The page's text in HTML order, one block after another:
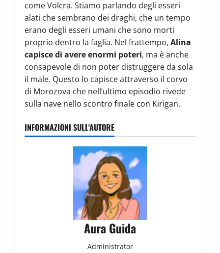
come Volcra. Stiamo parlando degli esseri
alati che sembrano dei draghi, che un tempo
erano degli esseri umani che sono morti
proprio dentro la faglia. Nel frattempo, Alina
capisce di avere enormi poteri, ma è anche
consapevole di non poter distruggere da sola
il male. Questo lo capisce attraverso il corvo
di Morozova che nell’ultimo episodio rivede
sulla nave nello scontro finale con Kirigan.
INFORMAZIONI SULL'AUTORE
Aura Guida
Administrator